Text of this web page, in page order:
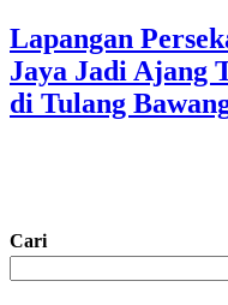
Lapangan
Jaya Jadi Ajang
di Tulang
Cari